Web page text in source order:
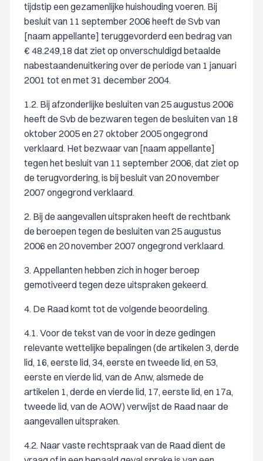
tijdstip een gezamenlijke huishouding voeren. Bij
besluit van 11 september 2006 heeft de Svb van
[naam appellante] teruggevorderd een bedrag van
€ 48.249,18 dat ziet op onverschuldigd betaalde
nabestaandenuitkering over de periode van 1 januari
2001 tot en met 31 december 2004.
1.2. Bij afzonderlijke besluiten van 25 augustus 2006
heeft de Svb de bezwaren tegen de besluiten van 18
oktober 2005 en 27 oktober 2005 ongegrond
verklaard. Het bezwaar van [naam appellante]
tegen het besluit van 11 september 2006, dat ziet op
de terugvordering, is bij besluit van 20 november
2007 ongegrond verklaard.
2. Bij de aangevallen uitspraken heeft de rechtbank
de beroepen tegen de besluiten van 25 augustus
2006 en 20 november 2007 ongegrond verklaard.
3. Appellanten hebben zich in hoger beroep
gemotiveerd tegen deze uitspraken gekeerd.
4. De Raad komt tot de volgende beoordeling.
4.1. Voor de tekst van de voor in deze gedingen
relevante wettelijke bepalingen (de artikelen 3, derde
lid, 16, eerste lid, 34, eerste en tweede lid, en 53,
eerste en vierde lid, van de Anw, alsmede de
artikelen 1, derde en vierde lid, 17, eerste lid, en 17a,
tweede lid, van de AOW) verwijst de Raad naar de
aangevallen uitspraken.
4.2. Naar vaste rechtspraak van de Raad dient de